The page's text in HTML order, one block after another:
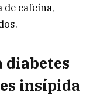
de cafeína,
diabetes
insípida